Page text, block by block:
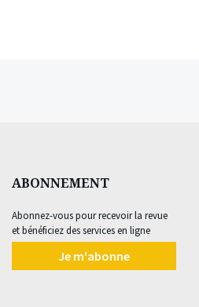
ABONNEMENT
Abonnez-vous pour recevoir la revue
et bénéficiez des services en ligne
Je m'abonne